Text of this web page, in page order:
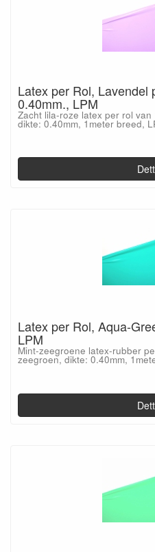
Latex per Rol, Lavendel
0.40mm., LPM
Zacht lila-roze latex per rol
dikte: 0.40mm, 1meter breed,
Latex per Rol, Aqua-
LPM
Mint-zeegroene latex-rubber
zeegroen, dikte: 0.40mm,